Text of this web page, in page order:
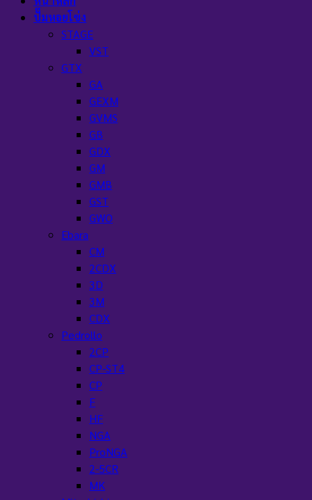
ปั๊มหอยโข่ง
STAGE
VST
GTX
GA
GEXM
GVMS
GB
GDX
GM
GMB
GST
GWO
Ebara
CM
2CDX
3D
3M
CDX
Pedrollo
2CP
CP-ST4
CP
F
HF
NGA
ProNGA
2-5CR
MK